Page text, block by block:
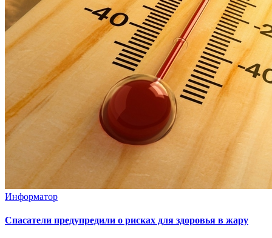
Информатор
Спасатели предупредили о рисках для здоровья в жару